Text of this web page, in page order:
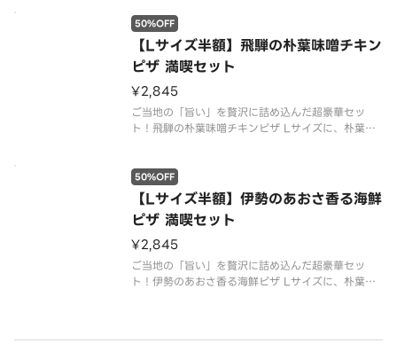
【Lサイズ半額】飛騨の朴葉味噌チキン
ピザ 満喫セット
50%OFF
¥2,845
ご当地の「旨い」を贅沢に詰め込んだ超豪華セッ
ト！飛騨の朴葉味噌チキンピザ Lサイズに、朴葉味
【Lサイズ半額】伊勢のあおさ香る海鮮
ピザ 満喫セット
50%OFF
¥2,845
ご当地の「旨い」を贅沢に詰め込んだ超豪華セッ
ト！伊勢のあおさ香る海鮮ピザ Lサイズに、朴葉味